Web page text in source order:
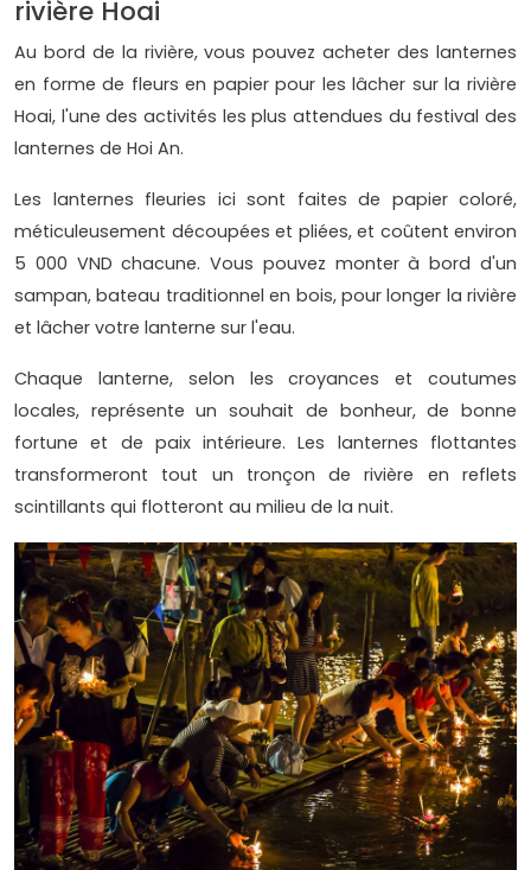
rivière Hoai
Au bord de la rivière, vous pouvez acheter des lanternes
en forme de fleurs en papier pour les lâcher sur la rivière
Hoai, l'une des activités les plus attendues du festival des
lanternes de Hoi An.
Les lanternes fleuries ici sont faites de papier coloré,
méticuleusement découpées et pliées, et coûtent environ
5 000 VND chacune. Vous pouvez monter à bord d'un
sampan, bateau traditionnel en bois, pour longer la rivière
et lâcher votre lanterne sur l'eau.
Chaque lanterne, selon les croyances et coutumes
locales, représente un souhait de bonheur, de bonne
fortune et de paix intérieure. Les lanternes flottantes
transformeront tout un tronçon de rivière en reflets
scintillants qui flotteront au milieu de la nuit.